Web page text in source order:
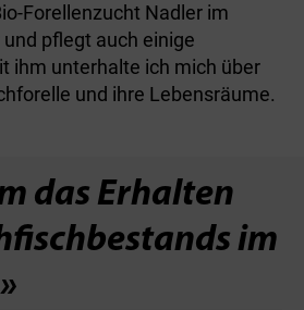
Forellenzucht Nadler im
pflegt auch einige
ihm unterhalte ich mich über
und ihre Lebensräume.
das Erhalten
im